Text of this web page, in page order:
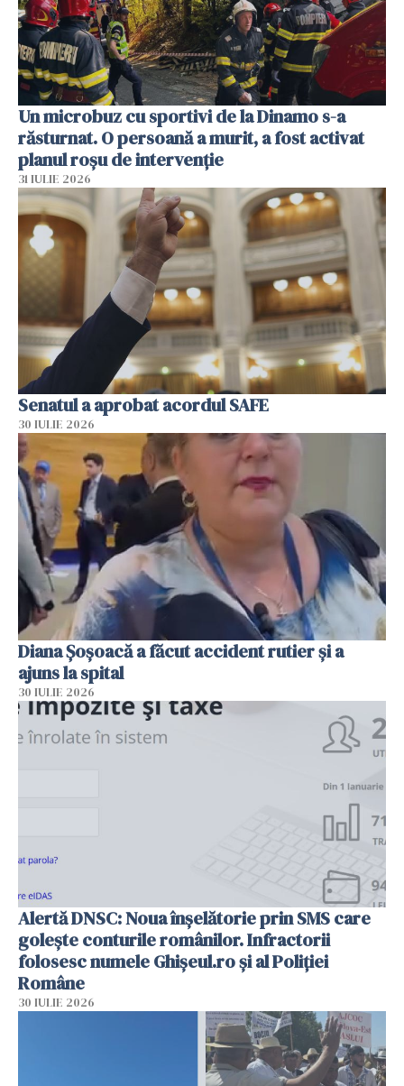
Un microbuz cu sportivi de la Dinamo s-a
răsturnat. O persoană a murit, a fost activat
planul roșu de intervenție
31 IULIE 2026
Senatul a aprobat acordul SAFE
30 IULIE 2026
Diana Șoșoacă a făcut accident rutier și a
ajuns la spital
30 IULIE 2026
Alertă DNSC: Noua înșelătorie prin SMS care
golește conturile românilor. Infractorii
folosesc numele Ghișeul.ro și al Poliției
Române
30 IULIE 2026